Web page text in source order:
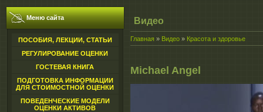
Меню сайта
ПОСОБИЯ, ЛЕКЦИИ, СТАТЬИ
РЕГУЛИРОВАНИЕ ОЦЕНКИ
ГОСТЕВАЯ КНИГА
ПОДГОТОВКА ИНФОРМАЦИИ
ДЛЯ СТОИМОСТНОЙ ОЦЕНКИ
ПОВЕДЕНЧЕСКИЕ МОДЕЛИ
ОЦЕНКИ АКТИВОВ
Видео
Главная » Видео » Красота и здоровье
Michael Angel